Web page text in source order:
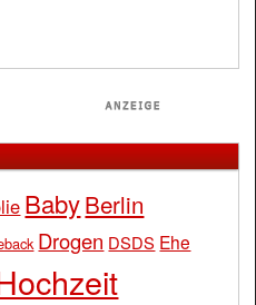
BabyBerlin
Drogen DSDS Ehe